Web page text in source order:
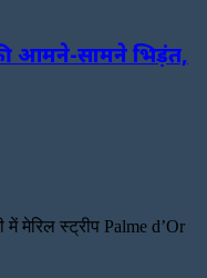
आमने-सामने भिड़ंत,
मेरिल स्ट्रीप Palme d’Or